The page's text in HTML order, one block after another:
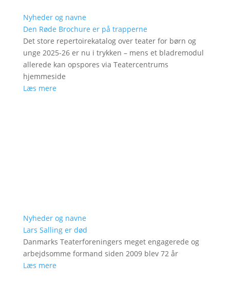
Nyheder og navne
Den Røde Brochure er på trapperne
Det store repertoirekatalog over teater for børn og
unge 2025-26 er nu i trykken – mens et bladremodul
allerede kan opspores via Teatercentrums
hjemmeside
Læs mere
Nyheder og navne
Lars Salling er død
Danmarks Teaterforeningers meget engagerede og
arbejdsomme formand siden 2009 blev 72 år
Læs mere